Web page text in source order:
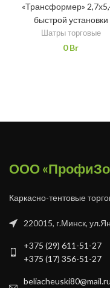
«Трансформер»
быстрой установки
Шатры торговые
0Br
ООО
Каркасно-тентовые
220015, г.Минск,
+375 (29) 611-51-27
+375 (17) 356-51-27
beliacheuski80@mail.ru